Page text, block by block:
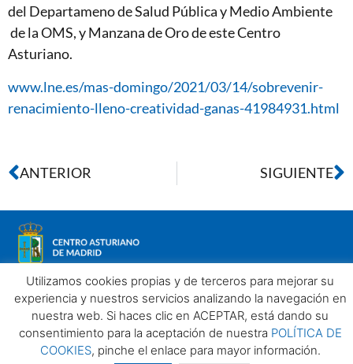
del Departameno de Salud Pública y Medio Ambiente
de la OMS, y Manzana de Oro de este Centro
Asturiano.
www.lne.es/mas-domingo/2021/03/14/sobrevenir-
renacimiento-lleno-creatividad-ganas-41984931.html
ANTERIOR SIGUIENTE
Aviso legalPolítica de privacidadPolítica de Cookies
Centro Asturiano de Madrid. Todos los derechos reservados
Utilizamos cookies propias y de terceros para mejorar su
experiencia y nuestros servicios analizando la navegación en
nuestra web. Si haces clic en ACEPTAR, está dando su
consentimiento para la aceptación de nuestra POLÍTICA DE
COOKIES, pinche el enlace para mayor información.